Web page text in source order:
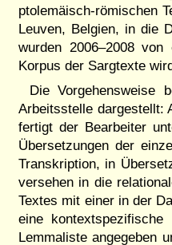
ptolemäisch-römischen
Leuven, Belgien, in die
wurden 2006–2008
Korpus der Sargtexte
Die Vorgehensweise
Arbeitsstelle dargestellt:
fertigt der Bearbeiter
Übersetzungen der
Transkription, in
versehen in die
Textes mit einer in der
eine
Lemmaliste angegeben